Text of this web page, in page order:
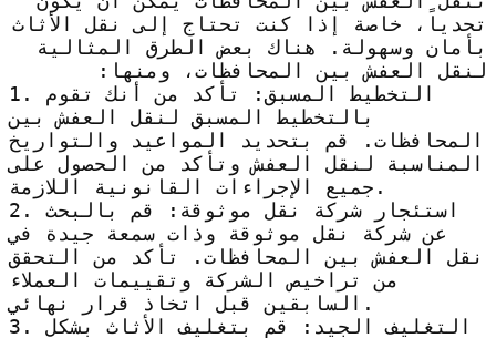
تحدياً، خاصة إذا كنت تحتاج إلى نقل الأثاث
بأمان وسهولة. هناك بعض الطرق المثالية
لنقل العفش بين المحافظات، ومنها:
1. التخطيط المسبق: تأكد من أنك تقوم
بالتخطيط المسبق لنقل العفش بين
المحافظات. قم بتحديد المواعيد والتواريخ
المناسبة لنقل العفش وتأكد من الحصول على
جميع الإجراءات القانونية اللازمة.
2. استئجار شركة نقل موثوقة: قم بالبحث
عن شركة نقل موثوقة وذات سمعة جيدة في
نقل العفش بين المحافظات. تأكد من التحقق
من تراخيص الشركة وتقييمات العملاء
السابقين قبل اتخاذ قرار نهائي.
3. التغليف الجيد: قم بتغليف الأثاث بشكل